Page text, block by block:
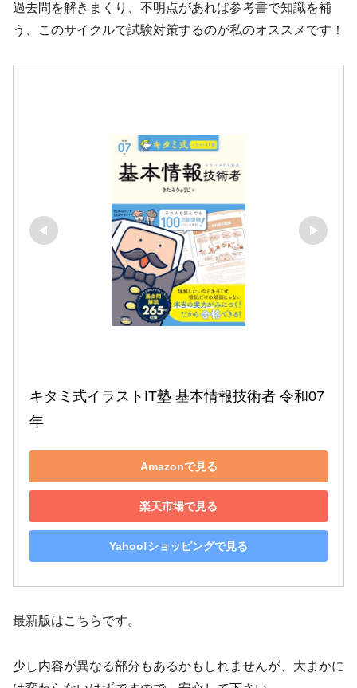
過去問を解きまくり、不明点があれば参考書で知識を補
う、このサイクルで試験対策するのが私のオススメです！
キタミ式イラストIT塾 基本情報技術者 令和07
年
Amazonで見る
楽天市場で見る
Yahoo!ショッピングで見る
最新版はこちらです。
少し内容が異なる部分もあるかもしれませんが、大まかに